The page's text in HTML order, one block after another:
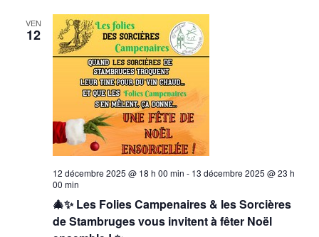
VEN
12
12 décembre 2025 @ 18 h 00 min - 13 décembre 2025 @ 23 h
00 min
🎄✨ Les Folies Campenaires & les Sorcières
de Stambruges vous invitent à fêter Noël